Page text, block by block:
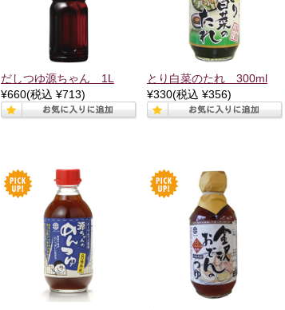
だしつゆ源ちゃん 1L
¥660(税込 ¥713)
とり白菜のたれ 300ml
¥330(税込 ¥356)